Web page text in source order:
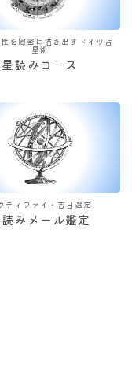
を緻密に描き出すドイツ占
星術
星読みコース
ティファイ・吉日選定
読みメール鑑定